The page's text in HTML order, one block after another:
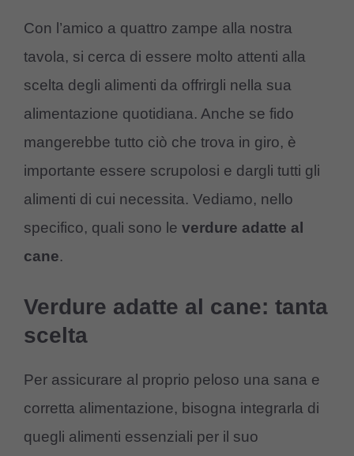
Con l’amico a quattro zampe alla nostra
tavola, si cerca di essere molto attenti alla
scelta degli alimenti da offrirgli nella sua
alimentazione quotidiana. Anche se fido
mangerebbe tutto ciò che trova in giro, è
importante essere scrupolosi e dargli tutti gli
alimenti di cui necessita. Vediamo, nello
specifico, quali sono le verdure adatte al
cane.
Verdure adatte al cane: tanta
scelta
Per assicurare al proprio peloso una sana e
corretta alimentazione, bisogna integrarla di
quegli alimenti essenziali per il suo